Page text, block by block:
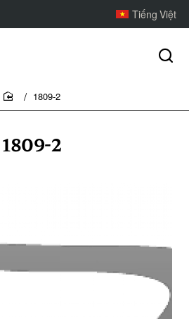
Tiếng Việt
1809-2
home
1809-2